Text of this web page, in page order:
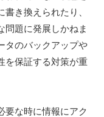
き換えられたり、
問題に発展しかねま
タのバックアップや
を保証する対策が重
要な時に情報にアク